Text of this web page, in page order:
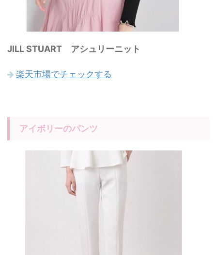
JILL STUART アシュリーニット
楽天市場でチェックする
アイボリーのパンツ